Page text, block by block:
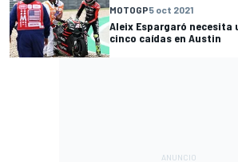
MOTOGP5 oct 2021
Aleix Espargaró necesita
cinco caídas en Austin